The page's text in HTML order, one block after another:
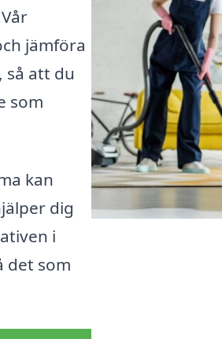
jämföra
att du
som
kan
dig
i
det som